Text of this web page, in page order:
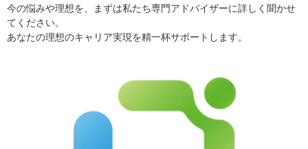
今の悩みや理想を、まずは私たち専門アドバイザーに詳しく聞かせ
てください。
あなたの理想のキャリア実現を精一杯サポートします。